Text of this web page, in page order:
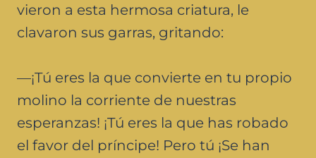
vieron a esta hermosa criatura, le
clavaron sus garras, gritando:
—¡Tú eres la que convierte en tu propio
molino la corriente de nuestras
esperanzas! ¡Tú eres la que has robado
el favor del príncipe! Pero tú ¡Se han